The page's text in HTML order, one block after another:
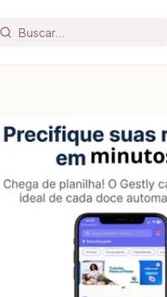
Buscar artigos e receitas